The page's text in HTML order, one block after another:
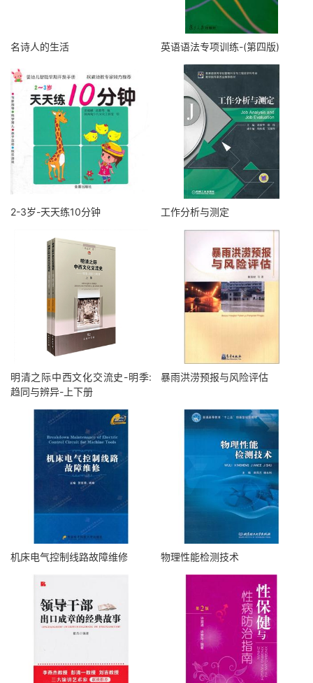
名诗人的生活 英语语法专项训练-(第四版)
2-3岁-天天练10分钟 工作分析与测定
明清之际中西文化交流史-明季:
趋同与辨异-上下册
暴雨洪涝预报与风险评估
机床电气控制线路故障维修 物理性能检测技术